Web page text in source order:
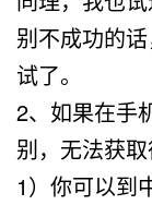
别不成功的
试了。
2、如果在手
别，无法获
1）你可以到